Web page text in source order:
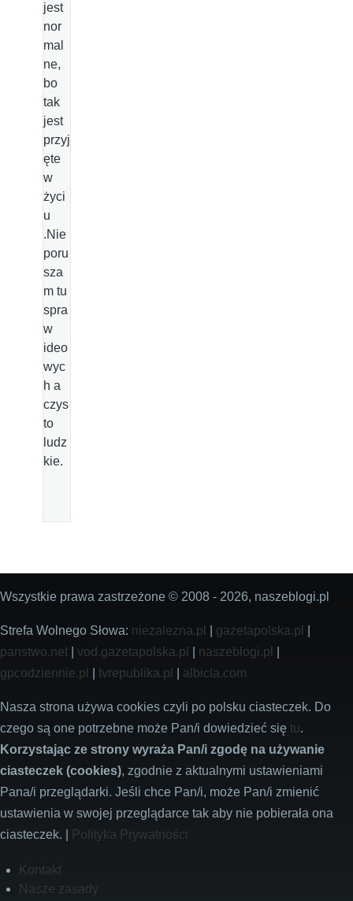
jest
nor
mal
ne,
bo
tak
jest
przyj
ęte
w
życi
u
.Nie
poru
sza
m tu
spra
w
ideo
wyc
h a
czys
to
ludz
kie.
Wszystkie prawa zastrzeżone © 2008 - 2026, naszeblogi.pl
Strefa Wolnego Słowa: niezalezna.pl gazetapolska.pl
panstwo.net
vod.gazetapolska.pl naszeblogi.pl
gpcodziennie.pl
tvrepublika.pl albicla.com
Nasza strona używa cookies czyli po polsku ciasteczek. Do
czego są one potrzebne może Pan/i dowiedzieć się tu.
Korzystając ze strony wyraża Pan/i zgodę na używanie
ciasteczek (cookies), zgodnie z aktualnymi ustawieniami
Pana/i przeglądarki. Jeśli chce Pan/i, może Pan/i zmienić
ustawienia w swojej przeglądarce tak aby nie pobierała ona
ciasteczek. |
Polityka Prywatności
FooterKontakt
Nasze zasady